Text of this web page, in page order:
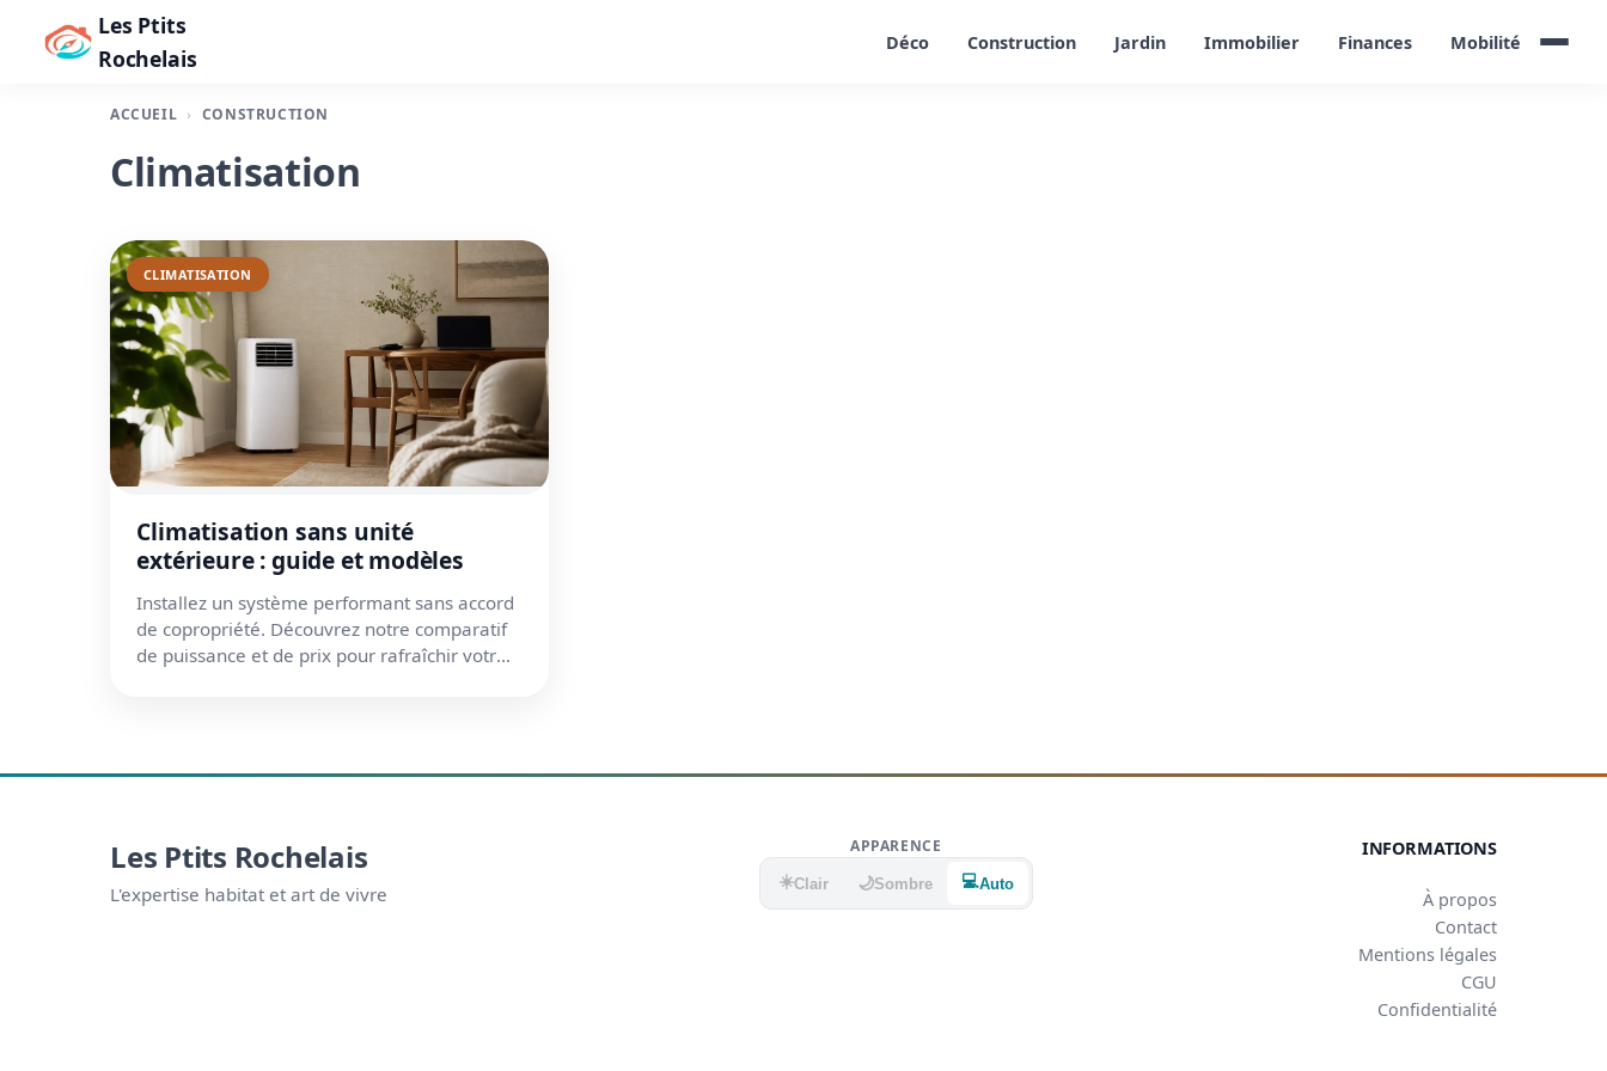
Les Ptits
Rochelais
Déco Construction Jardin Immobilier Finances Mobilité
ACCUEIL CONSTRUCTION
Climatisation
CLIMATISATION
Climatisation sans unité
extérieure : guide et modèles
Installez un système performant sans accord
de copropriété. Découvrez notre comparatif
de puissance et de prix pour rafraîchir votre
Les Ptits Rochelais
L'expertise habitat et art de vivre
APPARENCE
☀️Clair 🌙Sombre 💻Auto
INFORMATIONS
À propos
Contact
Mentions légales
CGU
Confidentialité